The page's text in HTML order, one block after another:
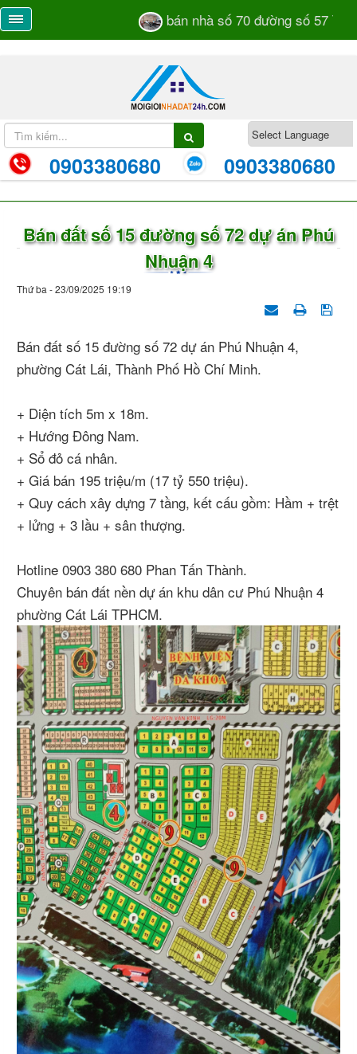
bán nhà số 70 đường số 57 TML
0903380680 0903380680
Bán đất số 15 đường số 72 dự án Phú
Nhuận 4
Thứ ba - 23/09/2025 19:19
Bán đất số 15 đường số 72 dự án Phú Nhuận 4,
phường Cát Lái, Thành Phố Hồ Chí Minh.
+ Diện tích 5m x 18m.
+ Hướng Đông Nam.
+ Sổ đỏ cá nhân.
+ Giá bán 195 triệu/m (17 tỷ 550 triệu).
+ Quy cách xây dựng 7 tầng, kết cấu gồm: Hầm + trệt
+ lửng + 3 lầu + sân thượng.
Hotline 0903 380 680 Phan Tấn Thành.
Chuyên bán đất nền dự án khu dân cư Phú Nhuận 4
phường Cát Lái TPHCM.